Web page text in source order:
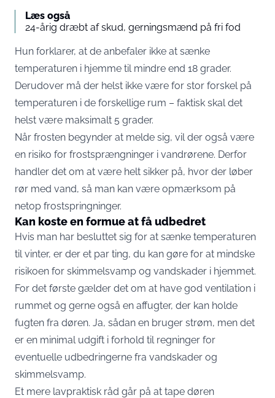
Læs også
24-årig dræbt af skud, gerningsmænd på fri fod
Hun forklarer, at de anbefaler ikke at sænke
temperaturen i hjemme til mindre end 18 grader.
Derudover må der helst ikke være for stor forskel på
temperaturen i de forskellige rum – faktisk skal det
helst være maksimalt 5 grader.
Når frosten begynder at melde sig, vil der også være
en risiko for frostsprængninger i vandrørene. Derfor
handler det om at være helt sikker på, hvor der løber
rør med vand, så man kan være opmærksom på
netop frostspringninger.
Kan koste en formue at få udbedret
Hvis man har besluttet sig for at sænke temperaturen
til vinter, er der et par ting, du kan gøre for at mindske
risikoen for skimmelsvamp og vandskader i hjemmet.
For det første gælder det om at have god ventilation i
rummet og gerne også en affugter, der kan holde
fugten fra døren. Ja, sådan en bruger strøm, men det
er en minimal udgift i forhold til regninger for
eventuelle udbedringerne fra vandskader og
skimmelsvamp.
Et mere lavpraktisk råd går på at tape døren